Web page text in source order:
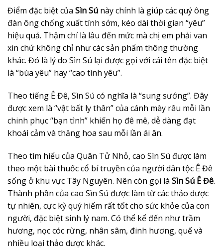
Điểm đặc biệt của Sìn Sú này chính là giúp các quý ông
đàn ông chống xuất tính sớm, kéo dài thời gian “yêu”
hiệu quả. Thậm chí là lâu đến mức mà chị em phải van
xin chứ không chỉ như các sản phẩm thông thường
khác. Đó là lý do Sìn Sú lại được gọi với cái tên đặc biệt
là “bùa yêu” hay “cao tình yêu”.
Theo tiếng Ê Đê, Sìn Sú có nghĩa là “sung sướng”. Đây
được xem là “vật bất ly thân” của cánh mày râu mỗi lần
chinh phục “bạn tình” khiến họ đê mê, dễ dàng đạt
khoái cảm và thăng hoa sau mỗi lần ái ân.
Theo tìm hiểu của Quân Tử Nhỏ, cao Sìn Sú được làm
theo một bài thuốc cổ bí truyền của người dân tộc Ê Đê
sống ở khu vực Tây Nguyên. Nên còn gọi là Sìn Sú Ê Đê.
Thành phần của cao Sìn Sú được làm từ các thảo dược
tự nhiên, cực kỳ quý hiếm rất tốt cho sức khỏe của con
người, đặc biệt sinh lý nam. Có thể kể đến như trầm
hương, nọc cóc rừng, nhân sâm, đinh hương, quế và
nhiều loại thảo dược khác.